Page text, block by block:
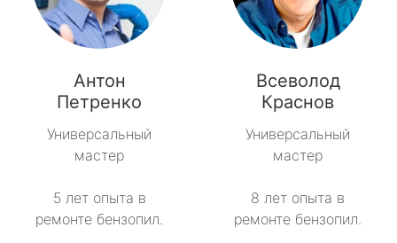
Антон
Петренко
Универсальный
мастер
5 лет опыта в
ремонте бензопил.
Всеволод
Краснов
Универсальный
мастер
8 лет опыта в
ремонте бензопил.